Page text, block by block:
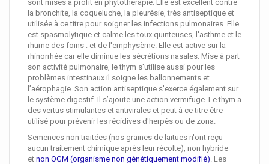
sont mises à profit en phytothérapie. Elle est excellent contre
la bronchite, la coqueluche, la pleurésie, très antiseptique et
utilisée à ce titre pour soigner les infections pulmonaires. Elle
est spasmolytique et calme les toux quinteuses, l'asthme et le
rhume des foins : et de l'emphysème. Elle est active sur la
rhinorrhée car elle diminue les sécrétions nasales. Mise à part
son activité pulmonaire, le thym s'utilise aussi pour les
problèmes intestinaux il soigne les ballonnements et
l’aérophagie. Son action antiseptique s'exerce également sur
le système digestif. Il s’ajoute une action vermifuge. Le thym a
des vertus stimulantes et antivirales et peut à ce titre être
utilisé pour prévenir les récidives d'herpès ou de zona.
Semences non traitées (nos graines de laitues n'ont reçu
aucun traitement chimique après leur récolte), non hybride
et non OGM (organisme non génétiquement modifié) . Les